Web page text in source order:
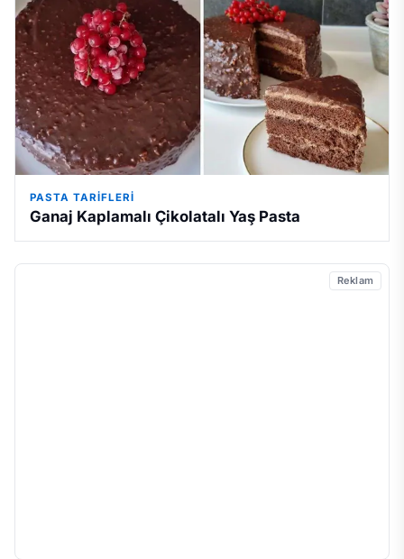
PASTA TARIFLERI
Ganaj Kaplamalı Çikolatalı Yaş Pasta
Reklam